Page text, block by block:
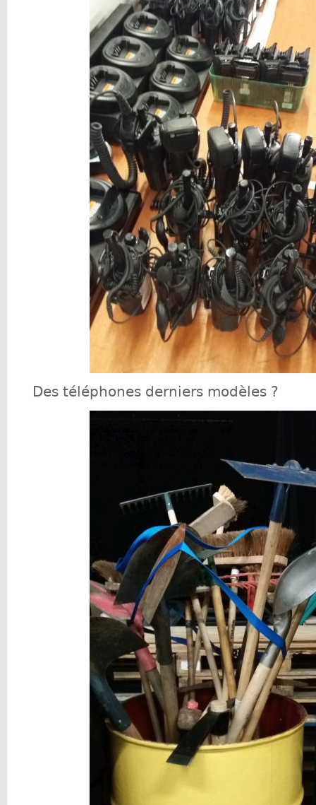
Des téléphones derniers modèles ?